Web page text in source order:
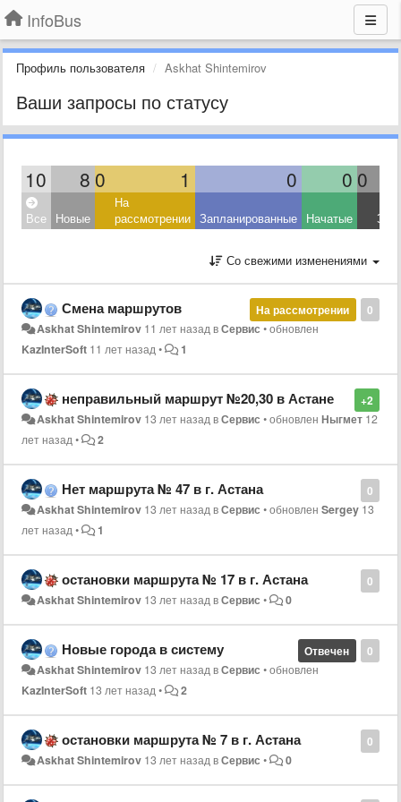
InfoBus
Профиль пользователя Askhat Shintemirov
Ваши запросы по статусу
10 8 0 1 0 0 0
Все Новые
На
рассмотрении Запланированные Начатые
Со свежими изменениями
0
На рассмотрении
Смена маршрутов
Askhat Shintemirov 11 лет назадвСервис •обновлен
KazInterSoft 11 лет назад• 1
+2
неправильный маршрут №20,30 в Астане
Askhat Shintemirov 13 лет назадвСервис •обновленНыгмет 12
лет назад• 2
0
Нет маршрута № 47 в г. Астана
Askhat Shintemirov 13 лет назадвСервис •обновленSergey 13
лет назад• 1
0
остановки маршрута № 17 в г. Астана
Askhat Shintemirov 13 лет назадвСервис • 0
0
Отвечен
Новые города в систему
Askhat Shintemirov 13 лет назадвСервис •обновлен
KazInterSoft 13 лет назад• 2
0
остановки маршрута № 7 в г. Астана
Askhat Shintemirov 13 лет назадвСервис • 0